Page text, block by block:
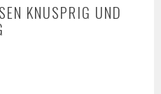
KNUSPRIG UND I